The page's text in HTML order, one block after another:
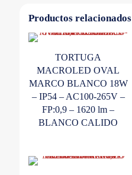
Productos relacionados
TORTUGA
MACROLED OVAL
MARCO BLANCO 18W
– IP54 – AC100-265V –
FP:0,9 – 1620 lm –
BLANCO CALIDO